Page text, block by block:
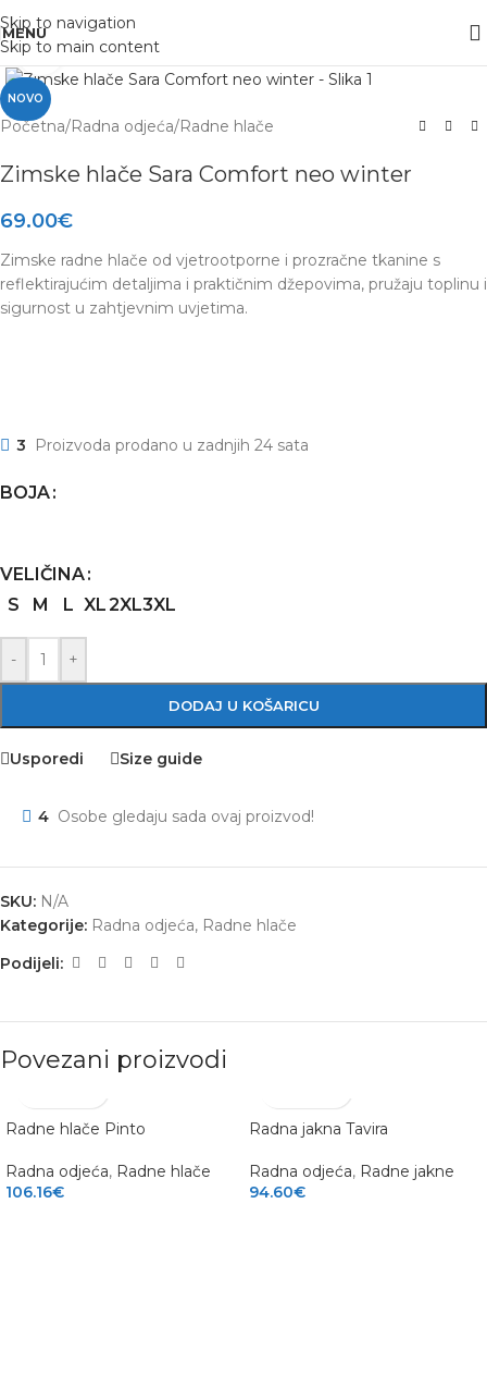
Skip to navigation
Skip to main content
MENU
NOVO
Click to enlarge
Početna/Radna odjeća/Radne hlače
Zimske hlače Sara Comfort neo winter
69.00€
Zimske radne hlače od vjetrootporne i prozračne tkanine s
reflektirajućim detaljima i praktičnim džepovima, pružaju toplinu i
sigurnost u zahtjevnim uvjetima.
3 Proizvoda prodano u zadnjih 24 sata
BOJA
VELIČINA
S
M L XL2XL3XL
- +
DODAJ U KOŠARICU
Usporedi Size guide
4 Osobe gledaju sada ovaj proizvod!
SKU: N/A
Kategorije: Radna odjeća, Radne hlače
Podijeli:
Povezani proizvodi
Radne hlače Pinto
Radna odjeća, Radne hlače
106.16€
Radna jakna Tavira
Radna odjeća, Radne jakne
94.60€